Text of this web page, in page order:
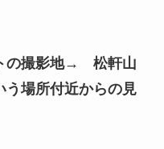
の撮影地→ 松軒山
う場所付近からの見